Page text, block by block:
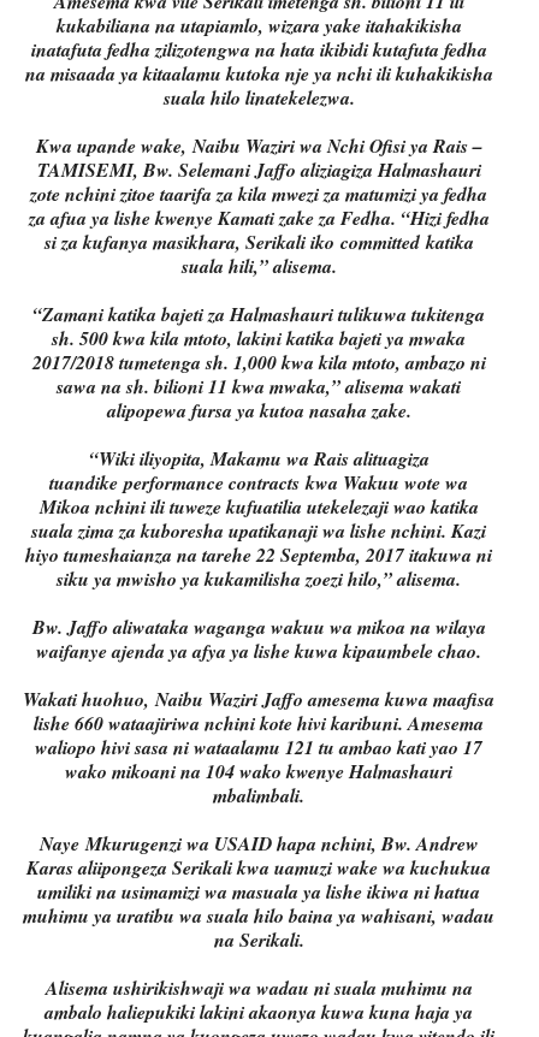
kukabiliana na utapiamlo, wizara yake itahakikisha
inatafuta fedha zilizotengwa na hata ikibidi kutafuta fedha
na misaada ya kitaalamu kutoka nje ya nchi ili kuhakikisha
suala hilo linatekelezwa.
Kwa upande wake, Naibu Waziri wa Nchi Ofisi ya Rais –
TAMISEMI, Bw. Selemani Jaffo aliziagiza Halmashauri
zote nchini zitoe taarifa za kila mwezi za matumizi ya fedha
za afua ya lishe kwenye Kamati zake za Fedha. “Hizi fedha
si za kufanya masikhara, Serikali iko committed katika
suala hili,” alisema.
“Zamani katika bajeti za Halmashauri tulikuwa tukitenga
sh. 500 kwa kila mtoto, lakini katika bajeti ya mwaka
2017/2018 tumetenga sh. 1,000 kwa kila mtoto, ambazo ni
sawa na sh. bilioni 11 kwa mwaka,” alisema wakati
alipopewa fursa ya kutoa nasaha zake.
“Wiki iliyopita, Makamu wa Rais alituagiza
tuandike performance contracts kwa Wakuu wote wa
Mikoa nchini ili tuweze kufuatilia utekelezaji wao katika
suala zima za kuboresha upatikanaji wa lishe nchini. Kazi
hiyo tumeshaianza na tarehe 22 Septemba, 2017 itakuwa ni
siku ya mwisho ya kukamilisha zoezi hilo,” alisema.
Bw. Jaffo aliwataka waganga wakuu wa mikoa na wilaya
waifanye ajenda ya afya ya lishe kuwa kipaumbele chao.
Wakati huohuo, Naibu Waziri Jaffo amesema kuwa maafisa
lishe 660 wataajiriwa nchini kote hivi karibuni. Amesema
waliopo hivi sasa ni wataalamu 121 tu ambao kati yao 17
wako mikoani na 104 wako kwenye Halmashauri
mbalimbali.
Naye Mkurugenzi wa USAID hapa nchini, Bw. Andrew
Karas aliipongeza Serikali kwa uamuzi wake wa kuchukua
umiliki na usimamizi wa masuala ya lishe ikiwa ni hatua
muhimu ya uratibu wa suala hilo baina ya wahisani, wadau
na Serikali.
Alisema ushirikishwaji wa wadau ni suala muhimu na
ambalo haliepukiki lakini akaonya kuwa kuna haja ya